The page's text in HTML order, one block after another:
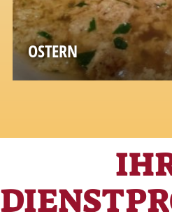
OSTERN
Dolci tradizionali, uova,